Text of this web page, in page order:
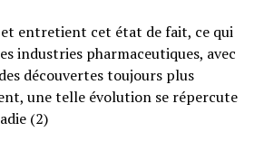
entretient cet état de fait, ce qui
industries pharmaceutiques, avec
découvertes toujours plus
une telle évolution se répercute
(2)